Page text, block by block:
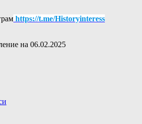
https://t.me/Historyinteress
на 06.02.2025